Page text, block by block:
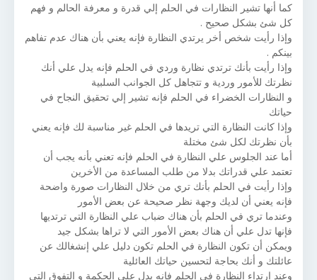
كما أنها تشير النظارات في الحلم إلي قدرة و معرفة الحالم و فهم
كل شئ بشكل صحيح .
وإذا رأيت شخص أخر يرتدي النظارة فإنه يعني بأن هناك عدم تفاهم
بينكم .
وإذا رأيت بأنك ترتدي نظارة وردي في الحلم فإنه يدل علي أنك
نظرتك للأمور وردية و تتجاهل كل الجوانب السلبية
و النظارات الخضراء في الحلم فإنه تشير إلي تحقيق النجاح في
حياتك
وإذا كانت النظارة التي تريدها في الحلم غير مناسبة لك فإنه يعني
بأن نظرتك لكل شئ مختلة
أما عند الجلوس علي النظارة في الحلم فإنه تعني بأنه يجب أن
تعتمد علي قدراتك بدلا من طلب المساعدة من الأخرين
وإذا رأيت في الحلم بأنك تري من خلال النظارات صورة واضحة
فإنه يعني أن لديك وجهة نظر صحيحة عن بعض الأمور
وعندما تري في الحلم بأن هناك ضباب علي النظارة التي ترتديها
فإنها تدل علي أن هناك بعض الأمور التي لا تراها بشكل جيد
ويمكن أن تكون النظارة في الحلم تكون دليل علي إنشغالك عن
عائلتك و أنك بحاجة لتحسين حياتك العائلية
وعند إرتداء النظارة في الحلم فإنه يدل علي الحكمة و التفوق التي